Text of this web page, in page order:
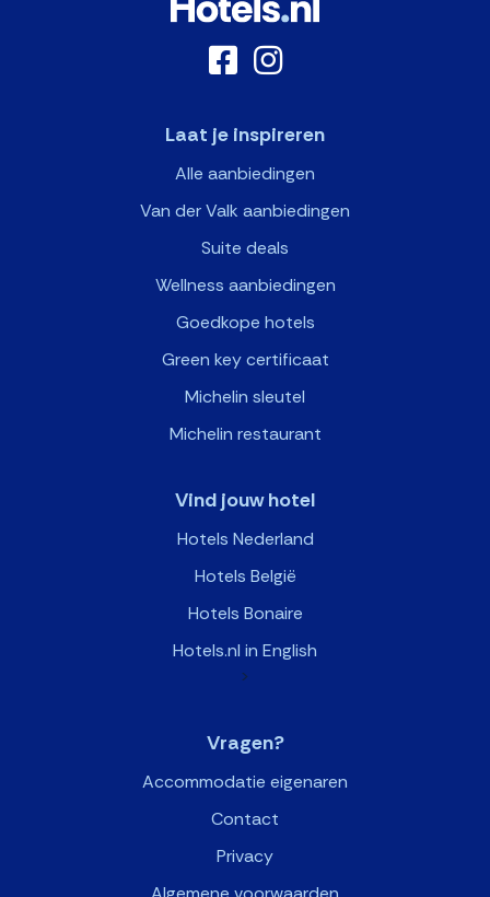
Laat je inspireren
Alle aanbiedingen
Van der Valk aanbiedingen
Suite deals
Wellness aanbiedingen
Goedkope hotels
Green key certificaat
Michelin sleutel
Michelin restaurant
Vind jouw hotel
Hotels Nederland
Hotels België
Hotels Bonaire
Hotels.nl in English
>
Vragen?
Accommodatie eigenaren
Contact
Privacy